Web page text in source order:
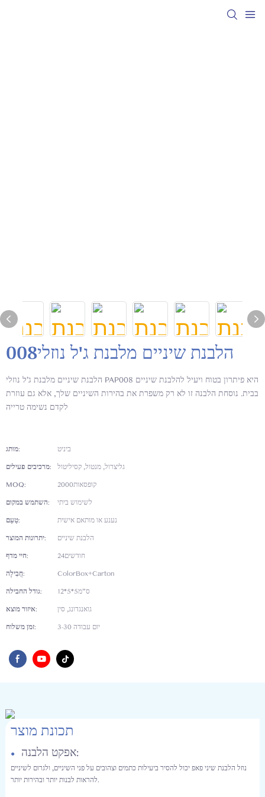
הלבנת שיניים מלבנת ג'ל נוזלי008
הלבנת שיניים מלבנת ג'ל נוזלי PAP008 היא פיתרון בטוח ויעיל להלבנת שיניים
בבית. נוסחת הלבנה זו לא רק משפרת את בהירות השיניים שלך, אלא גם עוזרת
לקדם נשימה טרייה
מותג: ביניט
מרכיבים פעילים: גליצרול, מנטול, קסיליטול
MOQ: קופסאות2000
השתמש במקום: לשימוש ביתי
טַעַם: נענע או מותאם אישית
יתרונות המוצר: הלבנת שיניים
חיי מדף: חודשים24
חֲבִילָה: ColorBox+Carton
גודל החבילה: ס"מ5*5*12
איזור מוצא: גואנגדונג, סין
זמן משלוח: 3-30 יום עבודה
תכונת מוצר
● אפקט הלבנה:
נוזל הלבנת שיני פאפ יכול להסיר ביעילות כתמים וצהובים על פני השיניים, ולגרום לשיניים